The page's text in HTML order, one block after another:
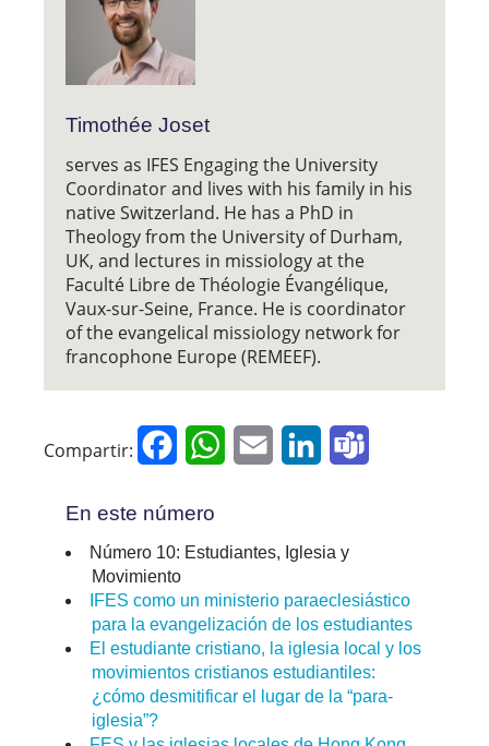
Timothée Joset
serves as IFES Engaging the University
Coordinator and lives with his family in his
native Switzerland. He has a PhD in
Theology from the University of Durham,
UK, and lectures in missiology at the
Faculté Libre de Théologie Évangélique,
Vaux-sur-Seine, France. He is coordinator
of the evangelical missiology network for
francophone Europe (REMEEF).
Compartir: FacebookWhatsApp
Email LinkedIn
En este número
Número 10: Estudiantes, Iglesia y
Movimiento
IFES como un ministerio paraeclesiástico
para la evangelización de los estudiantes
El estudiante cristiano, la iglesia local y los
movimientos cristianos estudiantiles:
¿cómo desmitificar el lugar de la “para-
iglesia”?